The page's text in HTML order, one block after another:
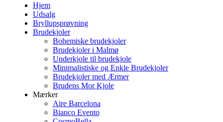
Hjem
Udsalg
Bryllupsprøvning
Brudekjoler
Bohemiske brudekjoler
Brudekjoler i Malmø
Underkjole til brudekjole
Minimalistiske og Enkle Brudekjoler
Brudekjoler med Ærmer
Brudens Mor Kjole
Mærker
Aire Barcelona
Bianco Evento